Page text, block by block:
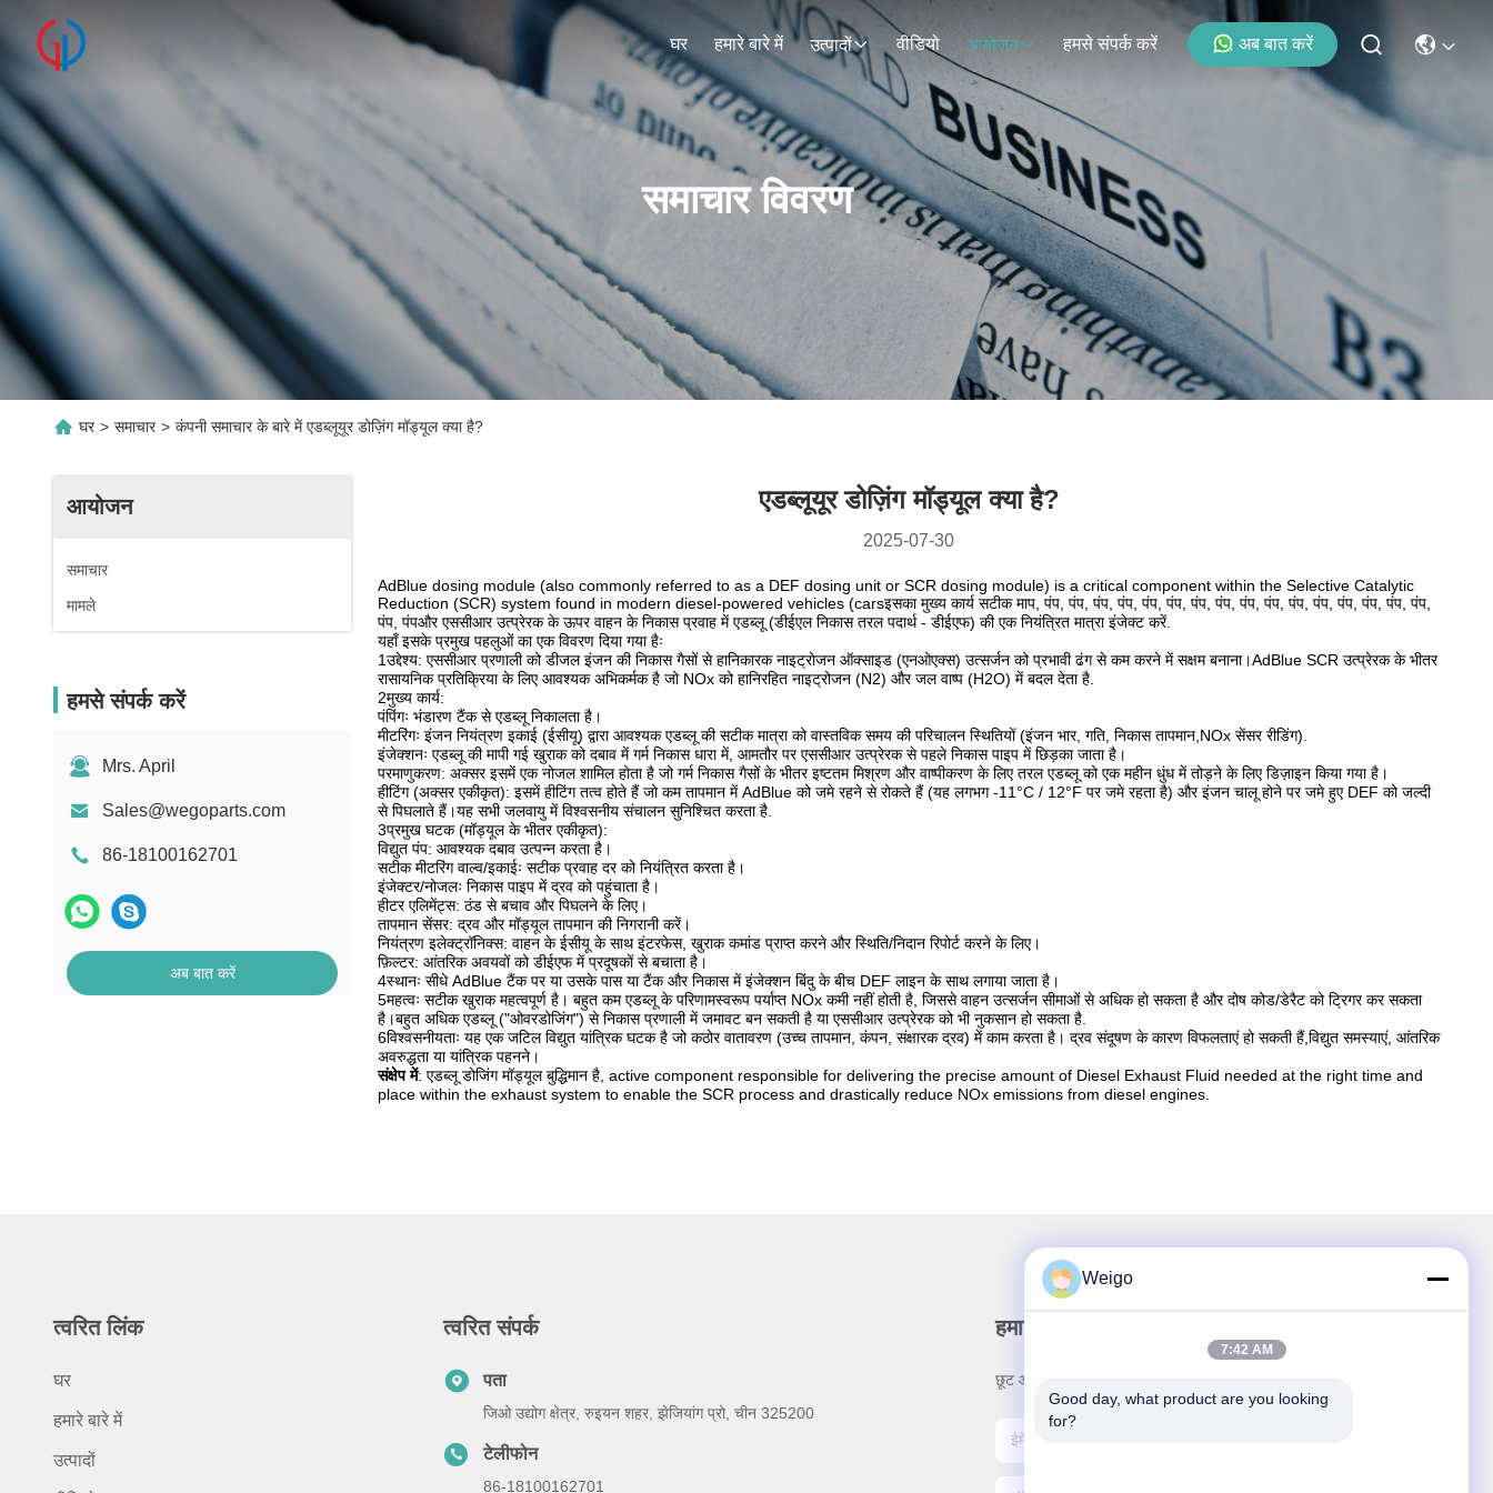
घर हमारे बारे में उत्पादों वीडियो आयोजन हमसे संपर्क करें अब बात करें
समाचार विवरण
घर > समाचार > कंपनी समाचार के बारे में एडब्लूयूर डोज़िंग मॉड्यूल क्या है?
आयोजन
समाचार
मामले
हमसे संपर्क करें
Mrs. April
Sales@wegoparts.com
86-18100162701
अब बात करें
एडब्लूयूर डोज़िंग मॉड्यूल क्या है?
2025-07-30
AdBlue dosing module‌ (also commonly referred to as a ‌DEF dosing unit‌ or ‌SCR dosing module‌) is a critical component within the Selective Catalytic
Reduction (SCR) system found in modern diesel-powered vehicles (carsइसका मुख्य कार्य सटीक माप, पंप, पंप, पंप, पंप, पंप, पंप, पंप, पंप, पंप, पंप, पंप, पंप, पंप, पंप, पंप, पंप,
पंप, पंपऔर एससीआर उत्प्रेरक के ऊपर वाहन के निकास प्रवाह में एडब्लू (डीईएल निकास तरल पदार्थ - डीईएफ) की एक नियंत्रित मात्रा इंजेक्ट करें.
यहाँ इसके प्रमुख पहलुओं का एक विवरण दिया गया हैः
1उद्देश्य: एससीआर प्रणाली को डीजल इंजन की निकास गैसों से हानिकारक नाइट्रोजन ऑक्साइड (एनओएक्स) उत्सर्जन को प्रभावी ढंग से कम करने में सक्षम बनाना।AdBlue SCR उत्प्रेरक के भीतर
रासायनिक प्रतिक्रिया के लिए आवश्यक अभिकर्मक है जो NOx को हानिरहित नाइट्रोजन (N2) और जल वाष्प (H2O) में बदल देता है.
2मुख्य कार्य:
पंपिंगः भंडारण टैंक से एडब्लू निकालता है।
मीटरिंगः इंजन नियंत्रण इकाई (ईसीयू) द्वारा आवश्यक एडब्लू की सटीक मात्रा को वास्तविक समय की परिचालन स्थितियों (इंजन भार, गति, निकास तापमान,NOx सेंसर रीडिंग).
इंजेक्शनः एडब्लू की मापी गई खुराक को दबाव में गर्म निकास धारा में, आमतौर पर एससीआर उत्प्रेरक से पहले निकास पाइप में छिड़का जाता है।
परमाणुकरण: अक्सर इसमें एक नोजल शामिल होता है जो गर्म निकास गैसों के भीतर इष्टतम मिश्रण और वाष्पीकरण के लिए तरल एडब्लू को एक महीन धुंध में तोड़ने के लिए डिज़ाइन किया गया है।
हीटिंग (अक्सर एकीकृत): इसमें हीटिंग तत्व होते हैं जो कम तापमान में AdBlue को जमे रहने से रोकते हैं (यह लगभग -11°C / 12°F पर जमे रहता है) और इंजन चालू होने पर जमे हुए DEF को जल्दी
से पिघलाते हैं।यह सभी जलवायु में विश्वसनीय संचालन सुनिश्चित करता है.
3प्रमुख घटक (मॉड्यूल के भीतर एकीकृत):
विद्युत पंप: आवश्यक दबाव उत्पन्न करता है।
सटीक मीटरिंग वाल्व/इकाईः सटीक प्रवाह दर को नियंत्रित करता है।
इंजेक्टर/नोजलः निकास पाइप में द्रव को पहुंचाता है।
हीटर एलिमेंट्स: ठंड से बचाव और पिघलने के लिए।
तापमान सेंसर: द्रव और मॉड्यूल तापमान की निगरानी करें।
नियंत्रण इलेक्ट्रॉनिक्स: वाहन के ईसीयू के साथ इंटरफेस, खुराक कमांड प्राप्त करने और स्थिति/निदान रिपोर्ट करने के लिए।
फ़िल्टर: आंतरिक अवयवों को डीईएफ में प्रदूषकों से बचाता है।
4स्थानः सीधे AdBlue टैंक पर या उसके पास या टैंक और निकास में इंजेक्शन बिंदु के बीच DEF लाइन के साथ लगाया जाता है।
5महत्वः सटीक खुराक महत्वपूर्ण है। बहुत कम एडब्लू के परिणामस्वरूप पर्याप्त NOx कमी नहीं होती है, जिससे वाहन उत्सर्जन सीमाओं से अधिक हो सकता है और दोष कोड/डेरैट को ट्रिगर कर सकता
है।बहुत अधिक एडब्लू ("ओवरडोजिंग") से निकास प्रणाली में जमावट बन सकती है या एससीआर उत्प्रेरक को भी नुकसान हो सकता है.
6विश्वसनीयताः यह एक जटिल विद्युत यांत्रिक घटक है जो कठोर वातावरण (उच्च तापमान, कंपन, संक्षारक द्रव) में काम करता है। द्रव संदूषण के कारण विफलताएं हो सकती हैं,विद्युत समस्याएं, आंतरिक
अवरुद्धता या यांत्रिक पहनने।
संक्षेप में: एडब्लू डोजिंग मॉड्यूल बुद्धिमान है, active component responsible for delivering the precise amount of Diesel Exhaust Fluid needed at the right time and
place within the exhaust system to enable the SCR process and drastically reduce NOx emissions from diesel engines.
त्वरित लिंक
घर
हमारे बारे में
उत्पादों
त्वरित संपर्क
पता
जिओ उद्योग क्षेत्र, रुइयन शहर, झेजियांग प्रो, चीन 325200
टेलीफोन
86-18100162701
हमारा समाचार पत्र
छूट और अधिक के लिए हमारे न्यूज़लेटर की सदस्यता लें।
Weigo
7:42 AM
Good day, what product are you looking
for?